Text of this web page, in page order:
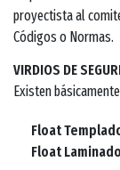
proyectista al
Códigos o Normas.
VIRDIOS DE
Existen
Float
Float Laminado